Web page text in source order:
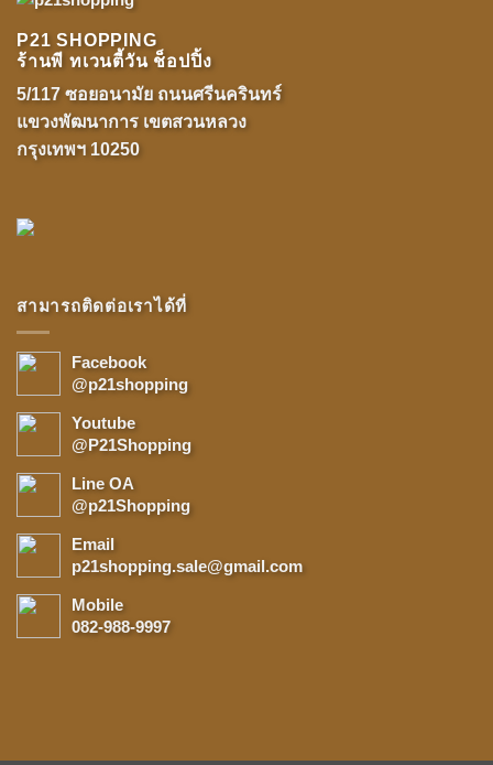
P21 SHOPPING
ร้านพี ทเวนตี้วัน ช็อปปิ้ง
5/117 ซอยอนามัย ถนนศรีนครินทร์
แขวงพัฒนาการ เขตสวนหลวง
กรุงเทพฯ 10250
สามารถติดต่อเราได้ที่
Facebook
@p21shopping
Youtube
@P21Shopping
Line OA
@p21Shopping
Email
p21shopping.sale@gmail.com
Mobile
082-988-9997